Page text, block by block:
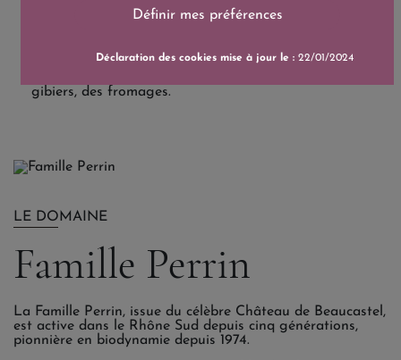
A servir carafé à une température de 16-18°C.
gibiers, des fromages.
LE DOMAINE
Famille Perrin
La Famille Perrin, issue du célèbre Château de Beaucastel,
est active dans le Rhône Sud depuis cinq générations,
pionnière en biodynamie depuis 1974.
Définir mes préférences
Déclaration des cookies mise à jour le :22/01/2024